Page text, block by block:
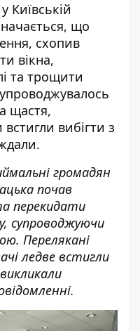
Київській
що
схопив
вікна,
та трощити
щастя,
встигли вибігти з
громадян
почав
перекидати
супроводжуючи
Перелякані
ледве встигли